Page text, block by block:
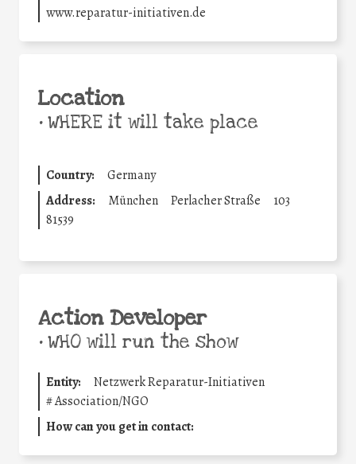
www.reparatur-initiativen.de
Location
•WHERE it will take place
Country:
Germany
Address:
München Perlacher Straße
103
81539
Action Developer
•WHO will run the show
Entity:
Netzwerk Reparatur-Initiativen
#Association/NGO
How can you get in contact: